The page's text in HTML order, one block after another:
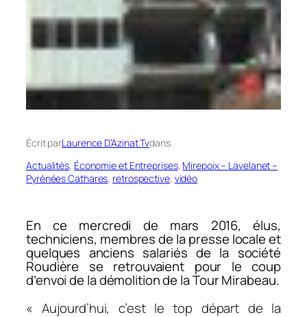
Écrit parLaurence D’Azinat Tvdans
Actualités, Économie et Entreprises, Mirepoix – Lavelanet –
Pyrénées Cathares, retrospective, vidéo
En ce mercredi de mars 2016, élus,
techniciens, membres de la presse locale et
quelques anciens salariés de la société
Roudière se retrouvaient pour le coup
d’envoi de la démolition de la Tour Mirabeau.
« Aujourd’hui, c’est le top départ de la